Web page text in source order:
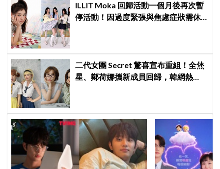
ILLIT Moka 回歸活動一個月後再次暫
停活動！因過度緊張與焦慮症狀需休
二代女團 Secret 驚喜宣布重組！全烋
星、鄭荷娜攜新成員回歸，韓網熱